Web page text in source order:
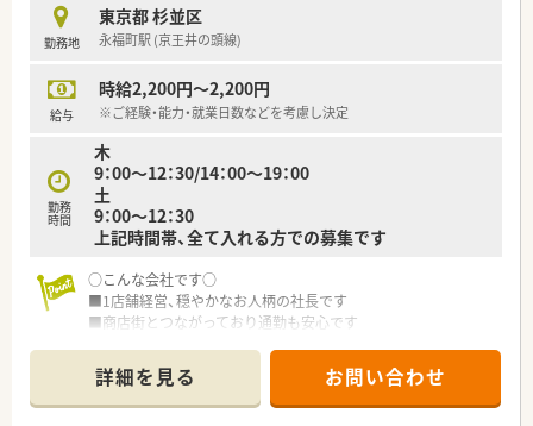
勤務地
東京都 杉並区
永福町駅 (京王井の頭線)
給与
時給2,200円～2,200円
※ご経験・能力・就業日数などを考慮し決定
勤務
時間
木
9：00～12：30/14：00～19：00
土
9：00～12：30
上記時間帯、全て入れる方での募集です
○こんな会社です○
■1店舗経営、穏やかなお人柄の社長です
■商店街とつながっており通勤も安心です
詳細を見る お問い合わせ